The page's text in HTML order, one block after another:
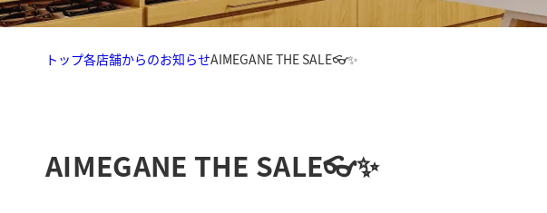
トップ各店舗からのお知らせAIMEGANE THE SALE👓✨
AIMEGANE THE SALE👓✨